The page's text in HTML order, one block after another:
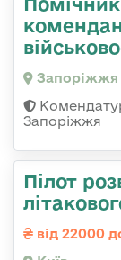
Запоріжжя
Запоріжжя
Пілот
від 22000